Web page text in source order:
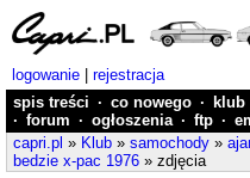
logowanie
rejestracja
spis treści · co nowego · klub
· forum · ogłoszenia · ftp ·
capri.pl » Klub » samochody »
bedzie x-pac 1976 » zdjęcia